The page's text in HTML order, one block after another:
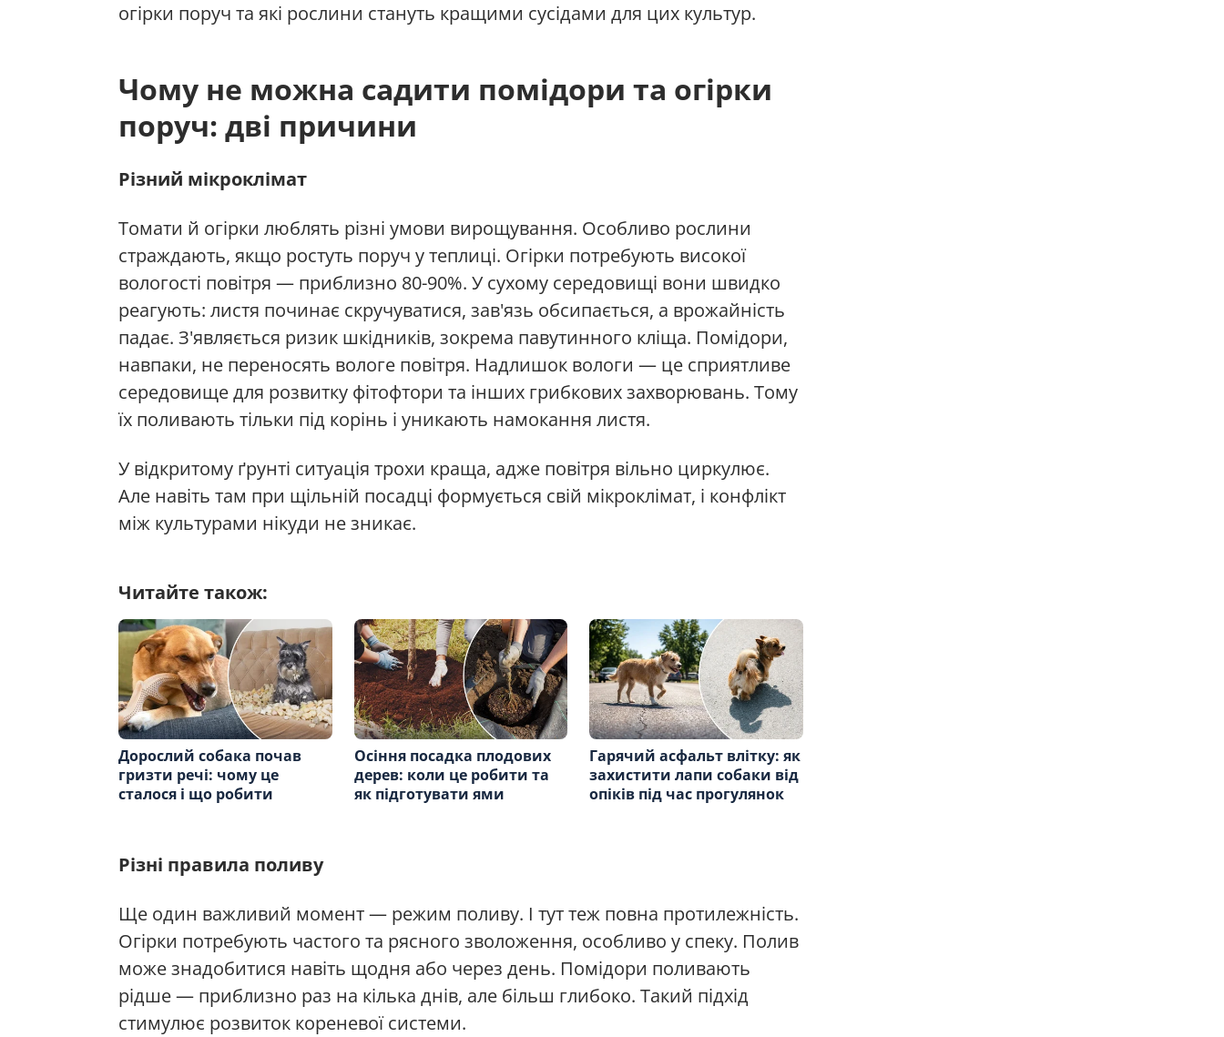
огірки поруч та які рослини стануть кращими сусідами для цих культур.
Чому не можна садити помідори та огірки
поруч: дві причини
Різний мікроклімат
Томати й огірки люблять різні умови вирощування. Особливо рослини
страждають, якщо ростуть поруч у теплиці. Огірки потребують високої
вологості повітря — приблизно 80-90%. У сухому середовищі вони швидко
реагують: листя починає скручуватися, зав'язь обсипається, а врожайність
падає. З'являється ризик шкідників, зокрема павутинного кліща. Помідори,
навпаки, не переносять вологе повітря. Надлишок вологи — це сприятливе
середовище для розвитку фітофтори та інших грибкових захворювань. Тому
їх поливають тільки під корінь і уникають намокання листя.
У відкритому ґрунті ситуація трохи краща, адже повітря вільно циркулює.
Але навіть там при щільній посадці формується свій мікроклімат, і конфлікт
між культурами нікуди не зникає.
Читайте також:
Дорослий собака почав
гризти речі: чому це
сталося і що робити
Осіння посадка плодових
дерев: коли це робити та
як підготувати ями
Гарячий асфальт влітку: як
захистити лапи собаки від
опіків під час прогулянок
Різні правила поливу
Ще один важливий момент — режим поливу. І тут теж повна протилежність.
Огірки потребують частого та рясного зволоження, особливо у спеку. Полив
може знадобитися навіть щодня або через день. Помідори поливають
рідше — приблизно раз на кілька днів, але більш глибоко. Такий підхід
стимулює розвиток кореневої системи.